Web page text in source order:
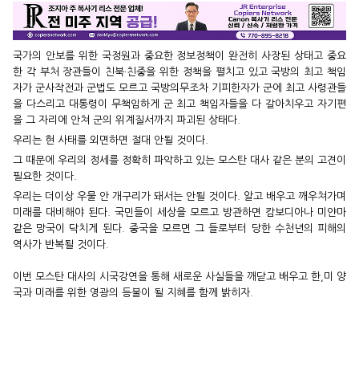
국가의 안보를 위한 국정원과 중요한 정보정책이 완전히 사장된 상태고 중요
한 각 부처 장관들이 친북·친중을 위한 정책을 펼치고 있고 국방의 최고 책임
자가 군사작전과 군법도 모르고 국방의무조차 기피한자가 군에 최고 사령관들
을 다스리고 대통령이 무책임하게 군 최고 책임자들을 다 갈아치우고 자기편
을 그 자리에 안쳐 군의 위계질서까지 파괴된 상태다.
우리는 현 사태를 외면하면 절대 안될 것이다.
그 때문에 우리의 정세를 정확히 파악하고 있는 모스탄 대사 같은 분의 고견이
필요한 것이다.
우리는 더이상 우물 안 개구리가 돼서는 안될 것이다. 알고 배우고 깨우쳐가며
미래를 대비해야 된다. 국민들이 세상을 모르고 방관하면 캄보디아나 미얀마
같은 망국이 닥치게 된다. 중국을 모르면 그 들로부터 당한 수천년의 피해의
역사가 반복될 것이다.
이번 모스탄 대사의 시국강연을 통해 새로운 사실들을 깨닫고 배우고 한,미 양
국과 미래를 위한 영광의 등불이 될 지혜를 함께 밝히자.